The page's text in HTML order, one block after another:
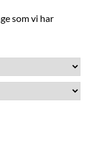
som vi har